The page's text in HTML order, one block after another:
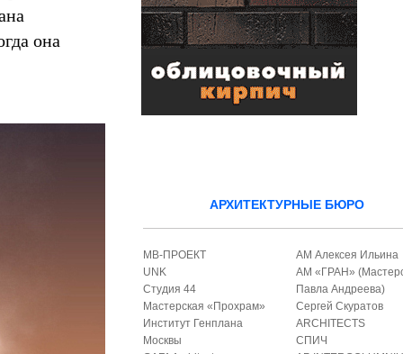
она
АРХИТЕКТУРНЫЕ БЮРО
МВ-ПРОЕКТ
UNK
Студия 44
Мастерская «Прохрам»
Институт Генплана
Москвы
АМ Алексея Ильина
АМ «ГРАН»
Павла Андреева)
Сергей Скуратов
ARCHITECTS
СПИЧ